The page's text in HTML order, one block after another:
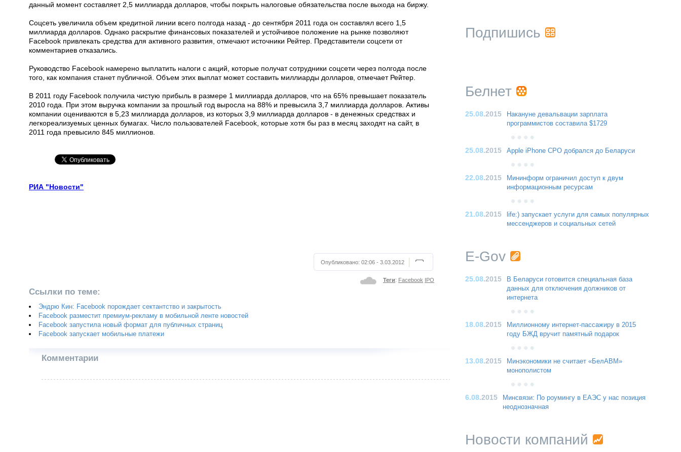
данный момент составляет 2,5 миллиарда долларов, чтобы покрыть налоговые обязательства после выхода на биржу.
Соцсеть увеличила объем кредитной линии всего полгода назад - до сентября 2011 года он составлял всего 1,5
миллиарда долларов. Однако раскрытие финансовых показателей и устойчивое положение на рынке позволяют
Facebook привлекать средства для активного развития, отмечают источники Рейтер. Представители соцсети от
комментариев отказались.
Руководство Facebook намерено выплатить налоги с акций, которые получат сотрудники соцсети через полгода после
того, как компания станет публичной. Объем этих выплат может составить миллиарды долларов, отмечает Рейтер.
В 2011 году Facebook получила чистую прибыль в размере 1 миллиарда долларов, что на 65% превышает показатель
2010 года. При этом выручка компании за прошлый год выросла на 88% и превысила 3,7 миллиарда долларов. Активы
компании оцениваются в 5,23 миллиарда долларов, из которых 3,9 миллиарда долларов - в денежных средствах и
легкореализуемых ценных бумагах. Число пользователей Facebook, которые хотя бы раз в месяц заходят на сайт, в
2011 года превысило 845 миллионов.
РИА "Новости"
Опубликовано: 02:06 - 3.03.2012
Теги: Facebook IPO
Ссылки по теме:
Эндрю Кин: Facebook порождает сектантство и закрытость
Facebook разместит премиум-рекламу в мобильной ленте новостей
Facebook запустила новый формат для публичных страниц
Facebook запускает мобильные платежи
Комментарии
Подпишись
Белнет
25.08.2015
Накануне девальвации зарплата
программистов составила $1729
25.08.2015 Apple iPhone CPO добрался до Беларуси
22.08.2015
Мининформ ограничил доступ к двум
информационным ресурсам
21.08.2015
life:) запускает услуги для самых популярных
мессенджеров и социальных сетей
E-Gov
25.08.2015
В Беларуси готовится специальная база
данных для отключения должников от
интернета
18.08.2015
Миллионному интернет-пассажиру в 2015
году БЖД вручит памятный подарок
13.08.2015
Минэкономики не считает «БелАВМ»
монополистом
6.08.2015
Минсвязи: По роумингу в ЕАЭС у нас позиция
неоднозначная
Новости компаний